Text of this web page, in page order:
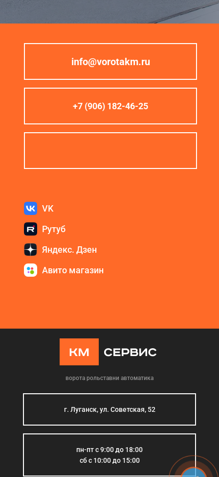
info@vorotakm.ru
+7 (906) 182-46-25
VK
Рутуб
Яндекс. Дзен
Авито магазин
ворота рольставни автоматика
г. Луганск, ул. Советская, 52
пн-пт с 9:00 до 18:00
сб с 10:00 до 15:00